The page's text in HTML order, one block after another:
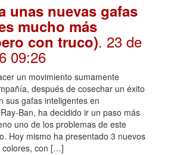
unas nuevas gafas
mucho más
con truco). 23 de
09:26
un movimiento sumamente
después de cosechar un éxito
sus gafas inteligentes en
Ban, ha decidido ir un paso más
uno de los problemas de este
Hoy mismo ha presentado 3 nuevos
colores, con […]